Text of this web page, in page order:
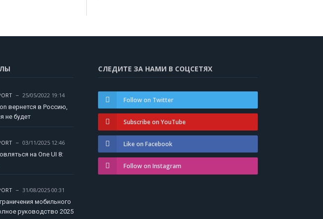
25/05/2022 19:14
вернется в Россию,
не будет
03/11/2025 12:46
на One UI 8:
31/08/2025 00:31
мобильного
руководство 2025
СЛЕДИТЕ ЗА НАМИ В СОЦСЕТЯХ
Follow on Twitter
Subscribe on YouTube
Like on Facebook
Follow on Instagram